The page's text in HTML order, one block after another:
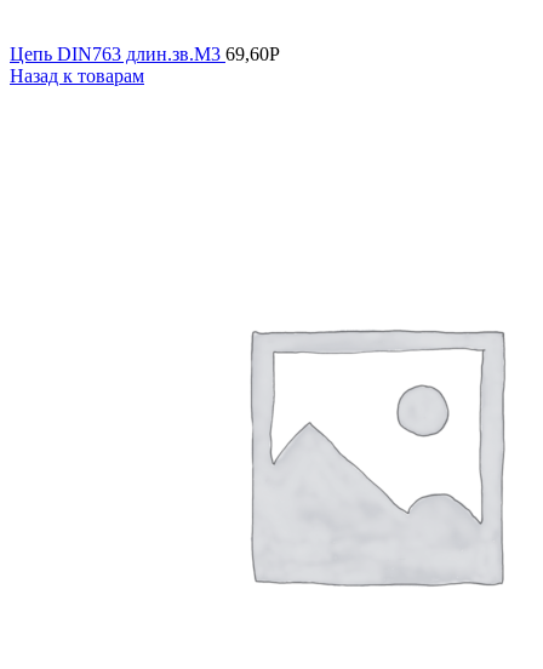
Цепь DIN763 длин.зв.М3 69,60Р
Назад к товарам